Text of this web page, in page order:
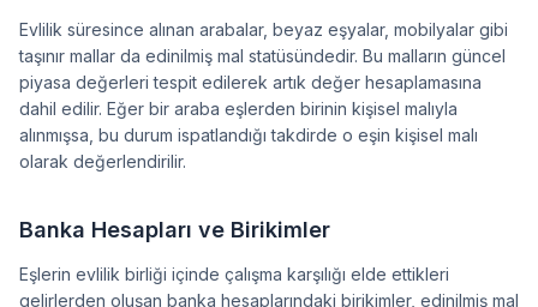
Evlilik süresince alınan arabalar, beyaz eşyalar, mobilyalar gibi
taşınır mallar da edinilmiş mal statüsündedir. Bu malların güncel
piyasa değerleri tespit edilerek artık değer hesaplamasına
dahil edilir. Eğer bir araba eşlerden birinin kişisel malıyla
alınmışsa, bu durum ispatlandığı takdirde o eşin kişisel malı
olarak değerlendirilir.
Banka Hesapları ve Birikimler
Eşlerin evlilik birliği içinde çalışma karşılığı elde ettikleri
gelirlerden oluşan banka hesaplarındaki birikimler, edinilmiş mal